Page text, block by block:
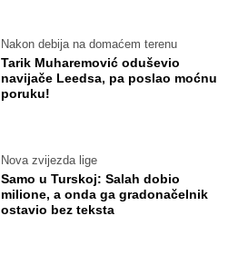
Nakon debija na domaćem terenu
Tarik Muharemović oduševio
navijače Leedsa, pa poslao moćnu
poruku!
Nova zvijezda lige
Samo u Turskoj: Salah dobio
milione, a onda ga gradonačelnik
ostavio bez teksta